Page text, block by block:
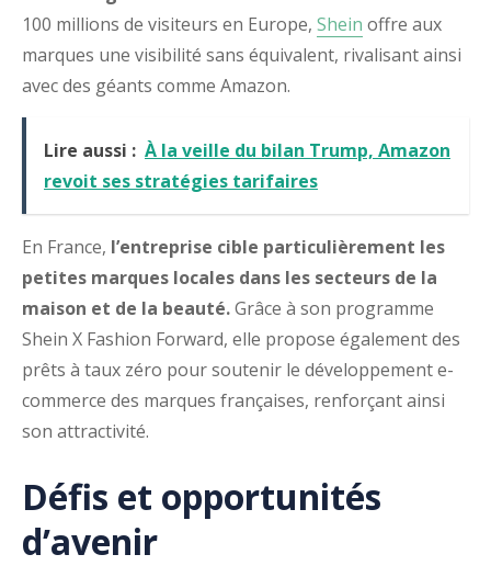
100 millions de visiteurs en Europe, Shein offre aux
marques une visibilité sans équivalent, rivalisant ainsi
avec des géants comme Amazon.
Lire aussi : À la veille du bilan Trump, Amazon
revoit ses stratégies tarifaires
En France, l’entreprise cible particulièrement les
petites marques locales dans les secteurs de la
maison et de la beauté.Grâce à son programme
Shein X Fashion Forward, elle propose également des
prêts à taux zéro pour soutenir le développement e-
commerce des marques françaises, renforçant ainsi
son attractivité.
Défis et opportunités
d’avenir